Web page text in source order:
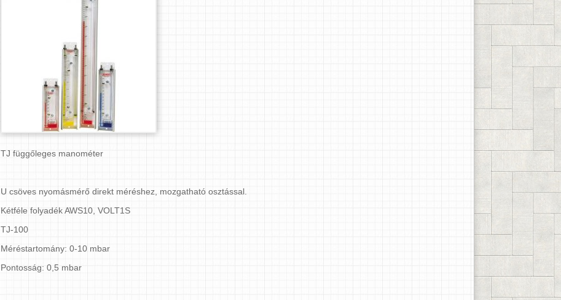
TJ függőleges manométer
U csöves nyomásmérő direkt méréshez, mozgatható osztással.
Kétféle folyadék AWS10, VOLT1S
TJ-100
Méréstartomány: 0-10 mbar
Pontosság: 0,5 mbar